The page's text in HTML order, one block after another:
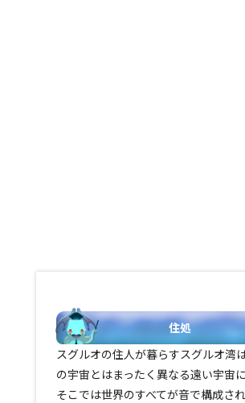
住処
スグルオの住人が暮らすスグルオ湾
の宇宙とはまったく異なる遠い宇宙に
そこでは世界のすべてが音で構成さ